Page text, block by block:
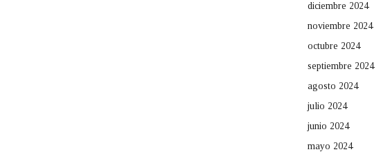
diciembre 2024
noviembre 2024
octubre 2024
septiembre 2024
agosto 2024
julio 2024
junio 2024
mayo 2024